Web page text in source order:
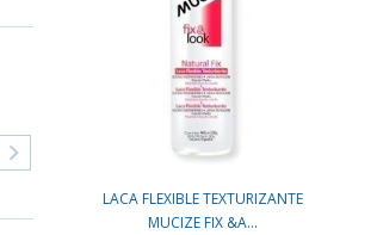
LACA FLEXIBLE TEXTURIZANTE
MUCIZE FIX &A...